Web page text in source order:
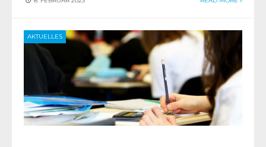
AKTUELLES